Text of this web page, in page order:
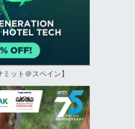
ミット＠スペイン】